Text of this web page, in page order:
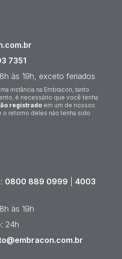
7351
às 19h, exceto feriados
instância na Embracon, tanto
é necessário que você tenha
registrado em um de nossos
o retorno deles não tenha sido
0800 889 0999
4003
às 19h
24h